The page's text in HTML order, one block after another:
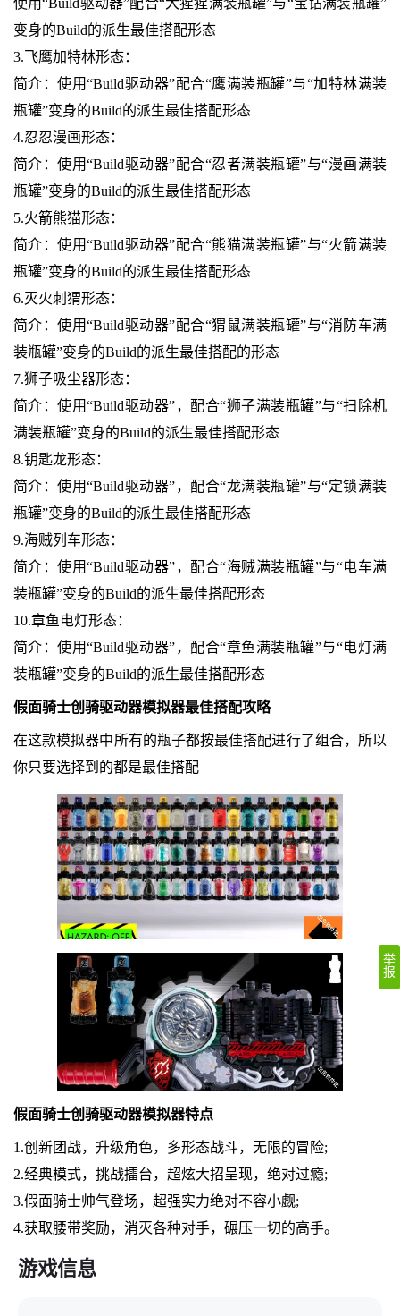
使用“Build驱动器”配合“大猩猩满装瓶罐”与“宝钻满装瓶罐”
变身的Build的派生最佳搭配形态
3.飞鹰加特林形态：
简介：使用“Build驱动器”配合“鹰满装瓶罐”与“加特林满装
瓶罐”变身的Build的派生最佳搭配形态
4.忍忍漫画形态：
简介：使用“Build驱动器”配合“忍者满装瓶罐”与“漫画满装
瓶罐”变身的Build的派生最佳搭配形态
5.火箭熊猫形态：
简介：使用“Build驱动器”配合“熊猫满装瓶罐”与“火箭满装
瓶罐”变身的Build的派生最佳搭配形态
6.灭火刺猬形态：
简介：使用“Build驱动器”配合“猬鼠满装瓶罐”与“消防车满
装瓶罐”变身的Build的派生最佳搭配的形态
7.狮子吸尘器形态：
简介：使用“Build驱动器”，配合“狮子满装瓶罐”与“扫除机
满装瓶罐”变身的Build的派生最佳搭配形态
8.钥匙龙形态：
简介：使用“Build驱动器”，配合“龙满装瓶罐”与“定锁满装
瓶罐”变身的Build的派生最佳搭配形态
9.海贼列车形态：
简介：使用“Build驱动器”，配合“海贼满装瓶罐”与“电车满
装瓶罐”变身的Build的派生最佳搭配形态
10.章鱼电灯形态：
简介：使用“Build驱动器”，配合“章鱼满装瓶罐”与“电灯满
装瓶罐”变身的Build的派生最佳搭配形态
假面骑士创骑驱动器模拟器最佳搭配攻略
在这款模拟器中所有的瓶子都按最佳搭配进行了组合，所以
你只要选择到的都是最佳搭配
假面骑士创骑驱动器模拟器特点
1.创新团战，升级角色，多形态战斗，无限的冒险;
2.经典模式，挑战擂台，超炫大招呈现，绝对过瘾;
3.假面骑士帅气登场，超强实力绝对不容小觑;
4.获取腰带奖励，消灭各种对手，碾压一切的高手。
游戏信息
举
报